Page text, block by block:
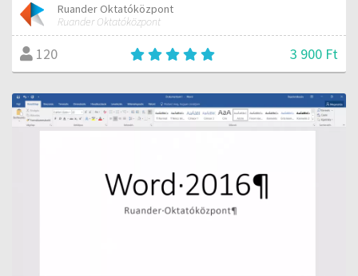
Ruander Oktatóközpont
Ruander Oktatóközpont
120 3 900 Ft